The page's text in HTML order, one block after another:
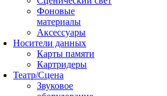
Фоновые
материалы
Аксессуары
Носители данных
Карты памяти
Картридеры
Театр/Сцена
Звуковое